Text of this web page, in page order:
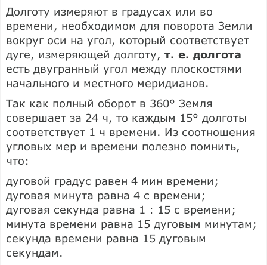
Долготу измеряют в градусах или во
времени, необходимом для поворота Земли
вокруг оси на угол, который соответствует
дуге, измеряющей долготу, т. е. долгота
есть двугранный угол между плоскостями
начального и местного меридианов.
Так как полный оборот в 360° Земля
совершает за 24 ч, то каждым 15° долготы
соответствует 1 ч времени. Из соотношения
угловых мер и времени полезно помнить,
что:
дуговой градус равен 4 мин времени;
дуговая минута равна 4 с времени;
дуговая секунда равна 1 : 15 с времени;
минута времени равна 15 дуговым минутам;
секунда времени равна 15 дуговым
секундам.